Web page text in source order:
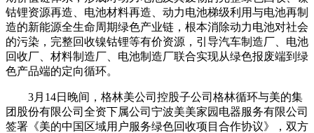
钴锂资源再造、电池材料再造、动力电池梯级利用与电池再制
造的新能源全生命周期绿色产业链，根本消除动力电池对社会
的污染，完整回收镍钴锂等有价资源，引导汽车制造厂、电池
回收厂、材料制造厂、电池制造厂联合实现从绿色报废端到绿
色产品端的定向循环。
3月14日晚间，格林美公司控股子公司格林循环与美的集
团股份有限公司全资下属公司宁波美美家园电器服务有限公司
签署《美的中国区域用户服务绿色回收项目合作协议》，双方